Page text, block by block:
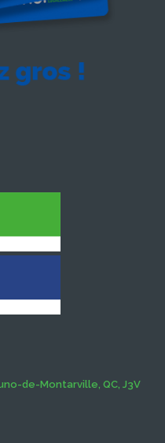
de-Montarville, QC, J3V